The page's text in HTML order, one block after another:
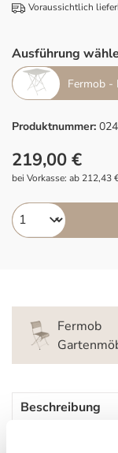
Voraussichtlich
Ausführung
Fermob -
Produktnummer:
219,00 €
bei Vorkasse: ab 212,43
Fermob
Beschreibung